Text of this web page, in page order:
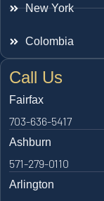
New York
Colombia
Call Us
Fairfax
703-636-5417
Ashburn
571-279-0110
Arlington